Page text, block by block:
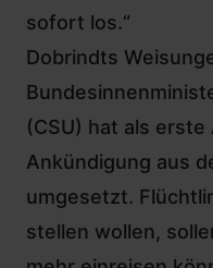
sofort los.“
Dobrindts
(CSU) hat als
Ankündigung aus
umgesetzt.
stellen wollen,